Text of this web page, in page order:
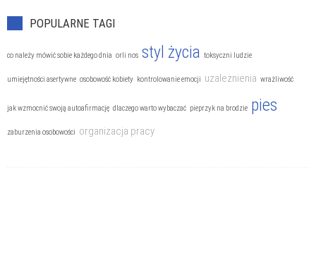
POPULARNE TAGI
co należy mówić sobie każdego dnia orli nos styl życia toksyczni ludzie
umiejętności asertywne osobowość kobiety kontrolowanie emocji uzależnienia wrażliwość
jak wzmocnić swoją autoafirmację dlaczego warto wybaczać pieprzyk na brodzie pies
zaburzenia osobowości organizacja pracy